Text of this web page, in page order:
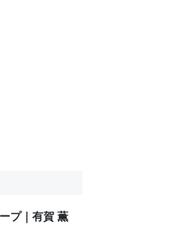
プ｜有賀 薫